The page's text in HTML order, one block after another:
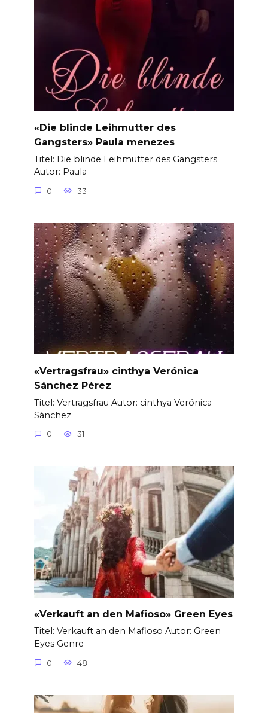
«Die blinde Leihmutter des
Gangsters» Paula menezes
Titel: Die blinde Leihmutter des Gangsters
Autor: Paula
0 33
«Vertragsfrau» cinthya Verónica
Sánchez Pérez
Titel: Vertragsfrau Autor: cinthya Verónica
Sánchez
0 31
«Verkauft an den Mafioso» Green Eyes
Titel: Verkauft an den Mafioso Autor: Green
Eyes Genre
0 48